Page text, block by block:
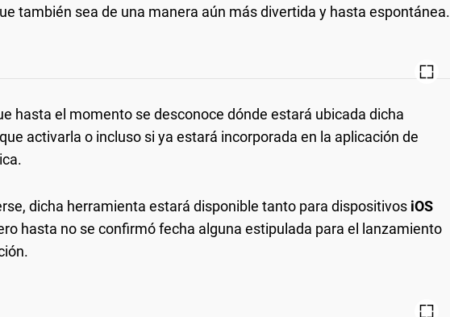
también sea de una manera aún más divertida y hasta espontánea.
hasta el momento se desconoce dónde estará ubicada dicha
activarla o incluso si ya estará incorporada en la aplicación de
dicha herramienta estará disponible tanto para dispositivos iOS
hasta no se confirmó fecha alguna estipulada para el lanzamiento